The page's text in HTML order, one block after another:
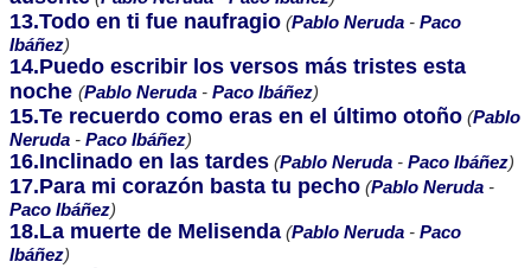
13.Todo en ti fue naufragio (Pablo Neruda - Paco
Ibáñez)
14.Puedo escribir los versos más tristes esta
noche (Pablo Neruda - Paco Ibáñez)
15.Te recuerdo como eras en el último otoño (Pablo
Neruda - Paco Ibáñez)
16.Inclinado en las tardes (Pablo Neruda - Paco Ibáñez)
17.Para mi corazón basta tu pecho (Pablo Neruda -
Paco Ibáñez)
18.La muerte de Melisenda (Pablo Neruda - Paco
Ibáñez)